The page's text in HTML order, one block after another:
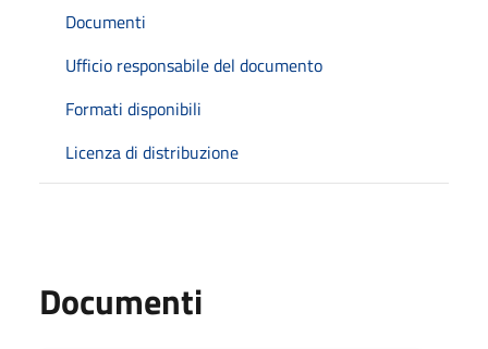
Documenti
Ufficio responsabile del documento
Formati disponibili
Licenza di distribuzione
Documenti